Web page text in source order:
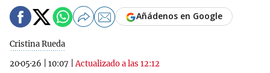
Cristina Rueda
20·05·26
10:07 |Actualizado a las 12:12
Añádenos en Google